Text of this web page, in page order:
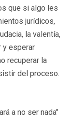
que si algo les
jurídicos,
la valentía,
y esperar
recuperar la
del proceso.
a no ser nada"